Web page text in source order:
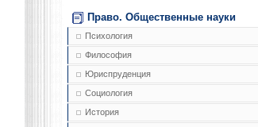
Право. Общественные науки
Психология
Философия
Юриспруденция
Социология
История